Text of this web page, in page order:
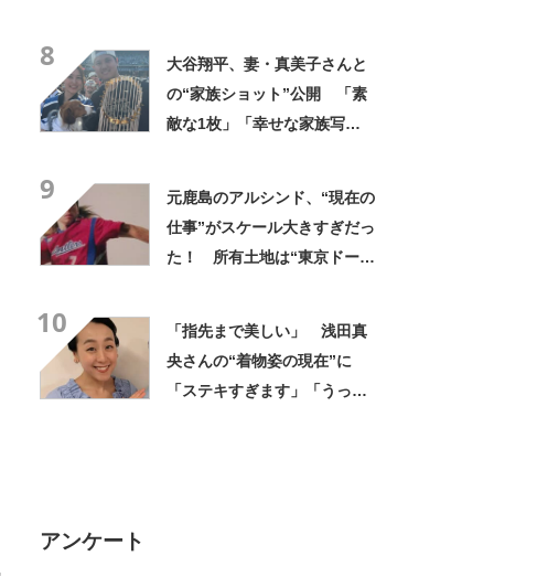
8
大谷翔平、妻・真美子さんと
の“家族ショット”公開 「素
敵な1枚」「幸せな家族写
9
元鹿島のアルシンド、“現在の
仕事”がスケール大きすぎだっ
た！ 所有土地は“東京ドーム
10
「指先まで美しい」 浅田真
央さんの“着物姿の現在”に
「ステキすぎます」「うっと
アンケート